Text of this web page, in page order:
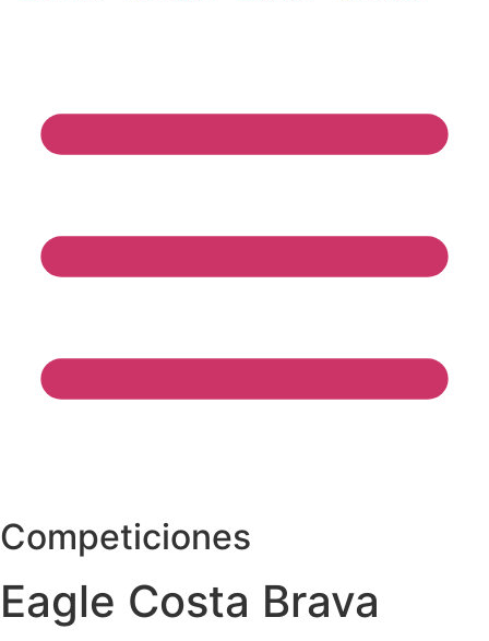
Competiciones
Eagle Costa Brava